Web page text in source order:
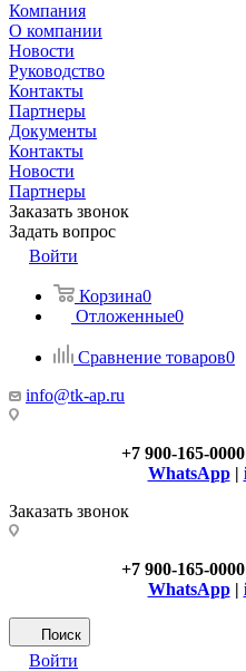
Компания
О компании
Новости
Руководство
Контакты
Партнеры
Документы
Контакты
Новости
Партнеры
Заказать звонок
Задать вопрос
Войти
Корзина0
Отложенные0
Сравнение товаров0
info@tk-ap.ru
+7 900-165-
WhatsApp|
Заказать звонок
+7 900-165-
WhatsApp|
Поиск
Войти